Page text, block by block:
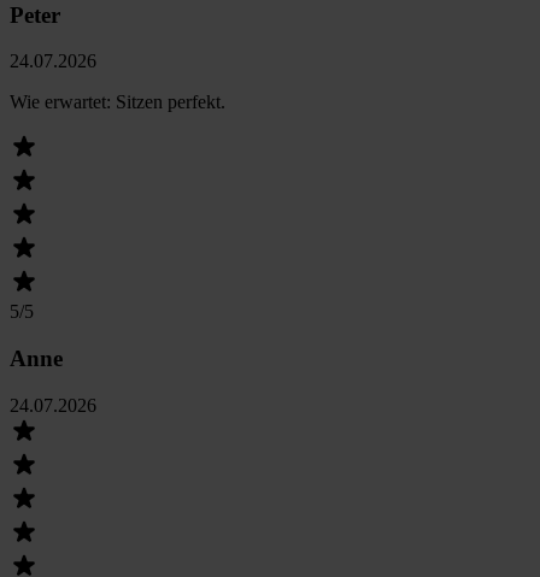
Peter
24.07.2026
Wie erwartet: Sitzen perfekt.
5/5
Anne
24.07.2026